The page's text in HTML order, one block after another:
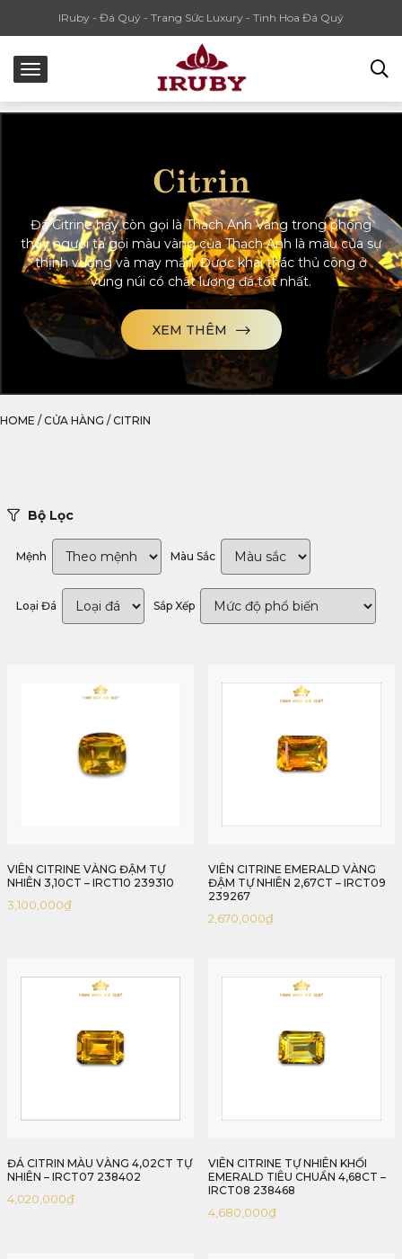
IRuby - Đá Quý - Trang Sức Luxury - Tinh Hoa Đá Quý
Citrin
Đá Citrine hay còn gọi là Thạch Anh Vàng trong phong
thủy người ta gọi màu vàng của Thạch Anh là màu của sự
thịnh vượng và may mắn. Được khai thác thủ công ở
vùng núi có chất lượng đá tốt nhất.
XEM THÊM
HOME / CỬA HÀNG / CITRIN
Bộ Lọc
Mệnh Màu Sắc
Loại Đá Sắp Xếp
VIÊN CITRINE VÀNG ĐẬM TỰ
NHIÊN 3,10CT – IRCT10 239310
3,100,000₫
VIÊN CITRINE EMERALD VÀNG
ĐẬM TỰ NHIÊN 2,67CT – IRCT09
239267
2,670,000₫
ĐÁ CITRIN MÀU VÀNG 4,02CT TỰ
NHIÊN – IRCT07 238402
4,020,000₫
VIÊN CITRINE TỰ NHIÊN KHỐI
EMERALD TIÊU CHUẨN 4,68CT –
IRCT08 238468
4,680,000₫